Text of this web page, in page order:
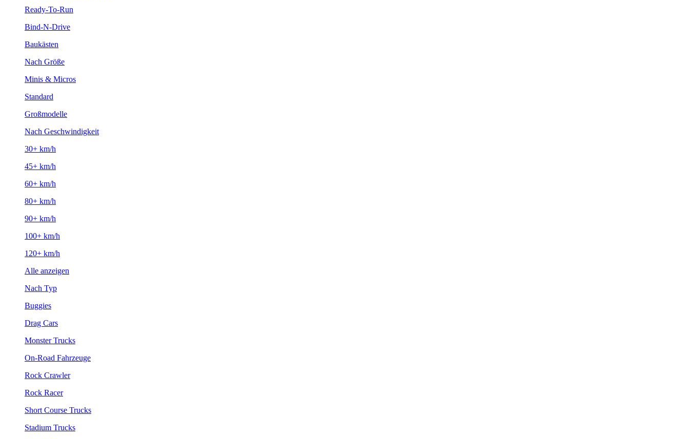
Ready-To-Run
Bind-N-Drive
Baukästen
Nach Größe
Minis & Micros
Standard
Großmodelle
Nach Geschwindigkeit
30+ km/h
45+ km/h
60+ km/h
80+ km/h
90+ km/h
100+ km/h
120+ km/h
Alle anzeigen
Nach Typ
Buggies
Drag Cars
Monster Trucks
On-Road Fahrzeuge
Rock Crawler
Rock Racer
Short Course Trucks
Stadium Trucks